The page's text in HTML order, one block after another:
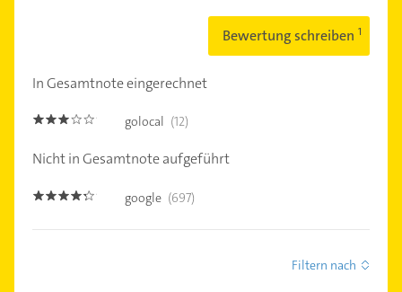
Bewertung schreiben
In Gesamtnote eingerechnet
3.0 golocal (12)
Nicht in Gesamtnote aufgeführt
4.2000003 google (697)
Filtern nach